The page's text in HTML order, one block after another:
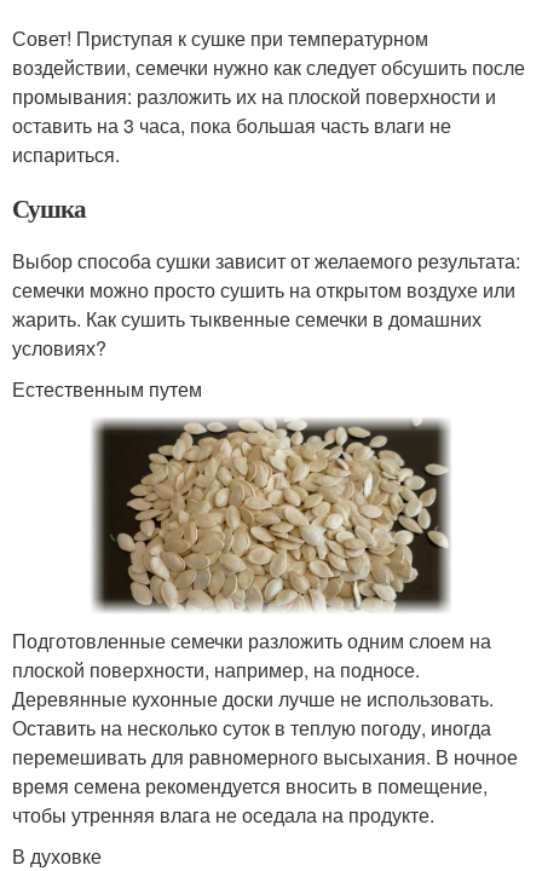
Совет! Приступая к сушке при температурном
воздействии, семечки нужно как следует обсушить после
промывания: разложить их на плоской поверхности и
оставить на 3 часа, пока большая часть влаги не
испариться.
Сушка
Выбор способа сушки зависит от желаемого результата:
семечки можно просто сушить на открытом воздухе или
жарить. Как сушить тыквенные семечки в домашних
условиях?
Естественным путем
Подготовленные семечки разложить одним слоем на
плоской поверхности, например, на подносе.
Деревянные кухонные доски лучше не использовать.
Оставить на несколько суток в теплую погоду, иногда
перемешивать для равномерного высыхания. В ночное
время семена рекомендуется вносить в помещение,
чтобы утренняя влага не оседала на продукте.
В духовке